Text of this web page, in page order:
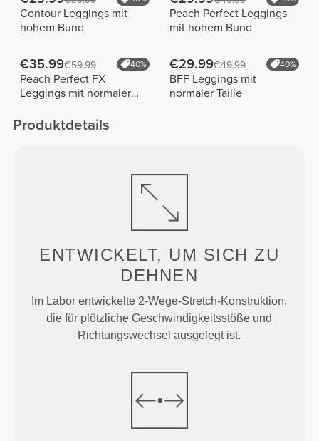
Contour Leggings mit
hohem Bund
Peach Perfect Leggings
mit hohem Bund
€35.99€59.99 40%
Peach Perfect FX
Leggings mit normaler
€29.99€49.99 40%
BFF Leggings mit
normaler Taille
Produktdetails
ENTWICKELT, UM SICH ZU
DEHNEN
Im Labor entwickelte 2-Wege-Stretch-Konstruktion,
die für plötzliche Geschwindigkeitsstöße und
Richtungswechsel ausgelegt ist.